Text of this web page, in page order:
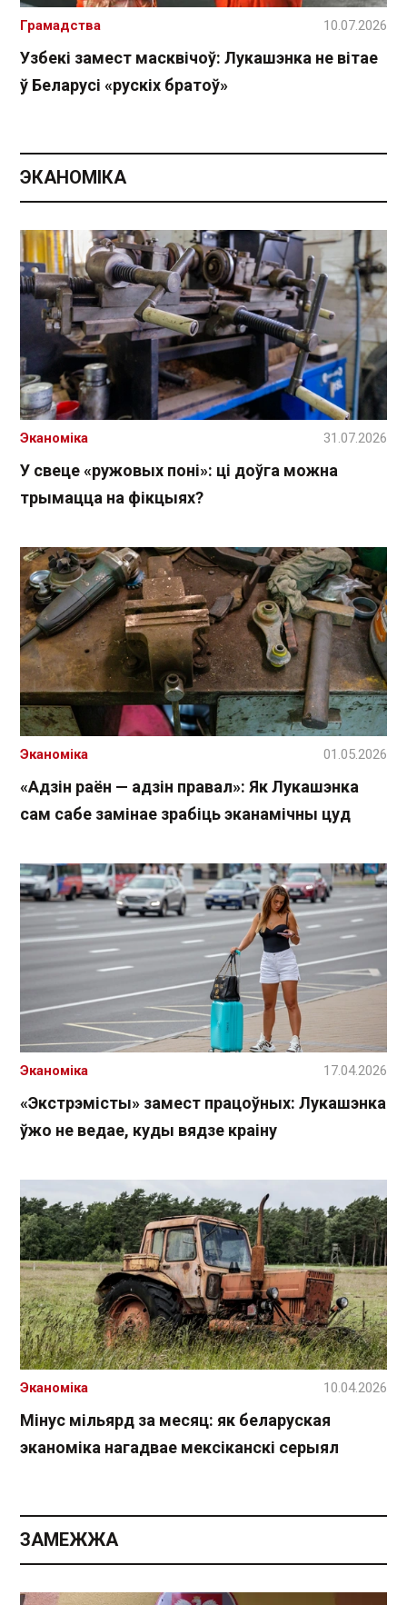
Узбекі замест масквічоў: Лукашэнка не вітае
ў Беларусі «рускіх братоў»
Грамадства 10.07.2026
ЭКАНОМІКА
У свеце «ружовых поні»: ці доўга можна
трымацца на фікцыях?
Эканоміка 31.07.2026
«Адзін раён — адзін правал»: Як Лукашэнка
сам сабе замінае зрабіць эканамічны цуд
Эканоміка 01.05.2026
«Экстрэмісты» замест працоўных: Лукашэнка
ўжо не ведае, куды вядзе краіну
Эканоміка 17.04.2026
Мінус мільярд за месяц: як беларуская
эканоміка нагадвае мексіканскі серыял
Эканоміка 10.04.2026
ЗАМЕЖЖА